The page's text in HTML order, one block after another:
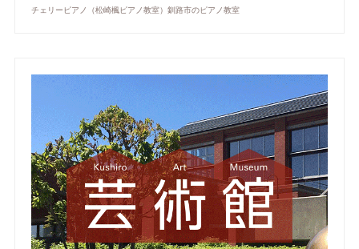
チェリーピアノ（松崎楓ピアノ教室）釧路市のピアノ教室